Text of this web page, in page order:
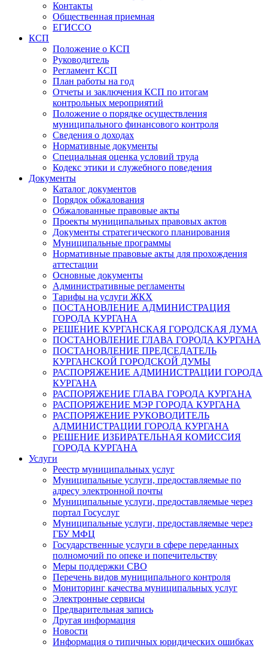
Контакты
Общественная приемная
ЕГИССО
КСП
Положение о КСП
Руководитель
Регламент КСП
План работы на год
Отчеты и заключения КСП по итогам
контрольных мероприятий
Положение о порядке осуществления
муниципального финансового контроля
Сведения о доходах
Нормативные документы
Специальная оценка условий труда
Кодекс этики и служебного поведения
Документы
Каталог документов
Порядок обжалования
Обжалованные правовые акты
Проекты муниципальных правовых актов
Документы стратегического планирования
Муниципальные программы
Нормативные правовые акты для прохождения
аттестации
Основные документы
Административные регламенты
Тарифы на услуги ЖКХ
ПОСТАНОВЛЕНИЕ АДМИНИСТРАЦИЯ
ГОРОДА КУРГАНА
РЕШЕНИЕ КУРГАНСКАЯ ГОРОДСКАЯ ДУМА
ПОСТАНОВЛЕНИЕ ГЛАВА ГОРОДА КУРГАНА
ПОСТАНОВЛЕНИЕ ПРЕДСЕДАТЕЛЬ
КУРГАНСКОЙ ГОРОДСКОЙ ДУМЫ
РАСПОРЯЖЕНИЕ АДМИНИСТРАЦИИ ГОРОДА
КУРГАНА
РАСПОРЯЖЕНИЕ ГЛАВА ГОРОДА КУРГАНА
РАСПОРЯЖЕНИЕ МЭР ГОРОДА КУРГАНА
РАСПОРЯЖЕНИЕ РУКОВОДИТЕЛЬ
АДМИНИСТРАЦИИ ГОРОДА КУРГАНА
РЕШЕНИЕ ИЗБИРАТЕЛЬНАЯ КОМИССИЯ
ГОРОДА КУРГАНА
Услуги
Реестр муниципальных услуг
Муниципальные услуги, предоставляемые по
адресу электронной почты
Муниципальные услуги, предоставляемые через
портал Госуслуг
Муниципальные услуги, предоставляемые через
ГБУ МФЦ
Государственные услуги в сфере переданных
полномочий по опеке и попечительству
Меры поддержки СВО
Перечень видов муниципального контроля
Мониторинг качества муниципальных услуг
Электронные сервисы
Предварительная запись
Другая информация
Новости
Информация о типичных юридических ошибках